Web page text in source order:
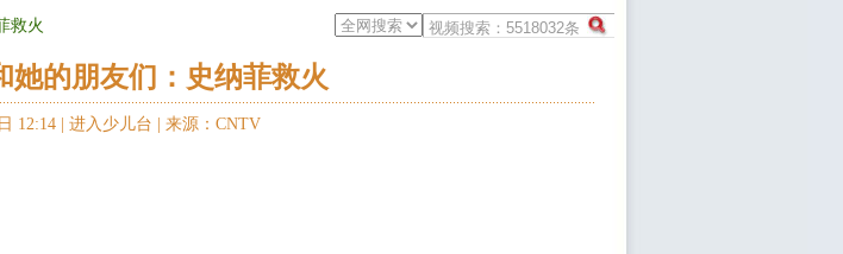
救火
她的朋友们：史纳菲救火
12:14 | 进入少儿台 来源：CNTV